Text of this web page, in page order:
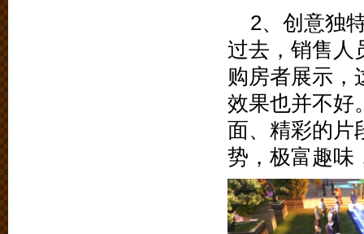
2、创意独
过去，销售人
购房者展示，
效果也并不好
面、精彩的片
势，极富趣味